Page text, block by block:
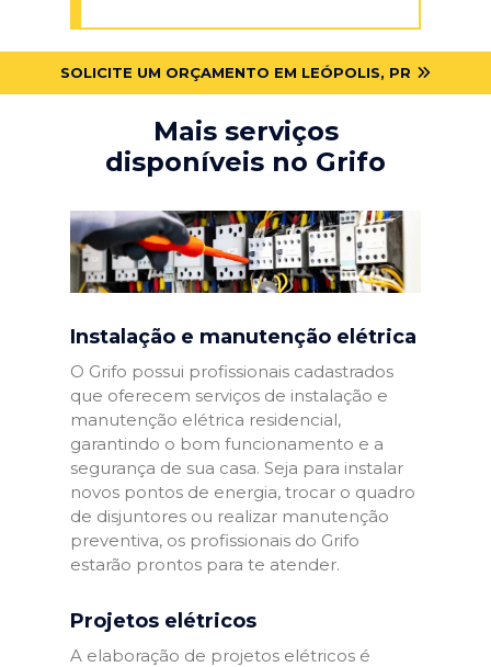
SOLICITE UM ORÇAMENTO EM LEÓPOLIS, PR
Mais serviços
disponíveis no Grifo
Instalação e manutenção elétrica
O Grifo possui profissionais cadastrados
que oferecem serviços de instalação e
manutenção elétrica residencial,
garantindo o bom funcionamento e a
segurança de sua casa. Seja para instalar
novos pontos de energia, trocar o quadro
de disjuntores ou realizar manutenção
preventiva, os profissionais do Grifo
estarão prontos para te atender.
Projetos elétricos
A elaboração de projetos elétricos é